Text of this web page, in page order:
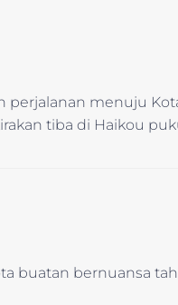
menuju
tiba di Haikou
buatan bernuansa